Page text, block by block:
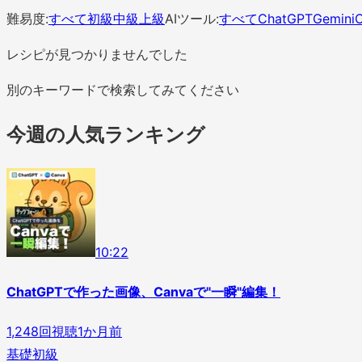
難易度:すべて初級中級 上級AIツール:すべてChatGPTGemini
レシピが見つかりませんでした
別のキーワードで検索してみてください
今週の人気ランキング
10:22
ChatGPTで作った画像、Canvaで"一瞬"編集！
1,248回視聴1か月前
基礎初級